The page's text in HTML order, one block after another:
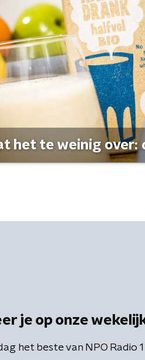
het te weinig
je op onze
het beste van NPO Radio